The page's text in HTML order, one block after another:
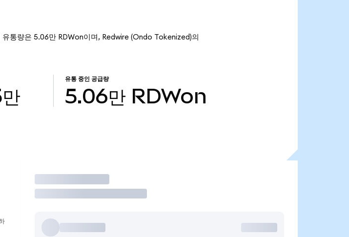
통량은 5.06만 RDWon이며, Redwire (Ondo Tokenized)의
유통 중인 공급량
5.06만 RDWon
거래